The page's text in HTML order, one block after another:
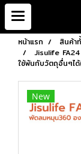
หน้าแรก สินค้า
Jisulife
ใช้พันกับวัตถุอื่นๆไ
New